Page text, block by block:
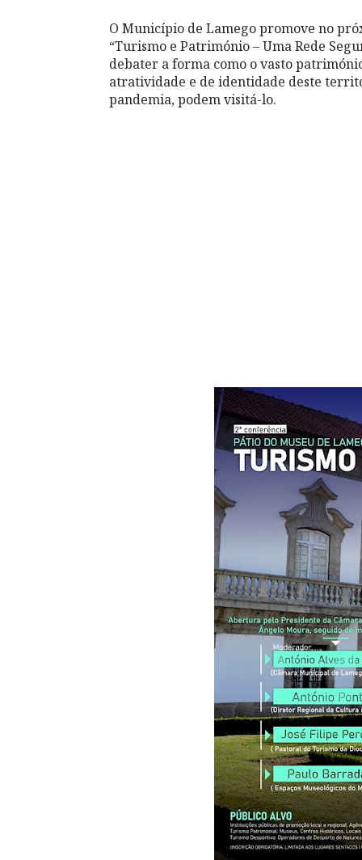
O Município de Lamego promove no
“Turismo e Património – Uma Rede
debater a forma como o vasto
atratividade e de identidade deste
pandemia, podem visitá-lo.